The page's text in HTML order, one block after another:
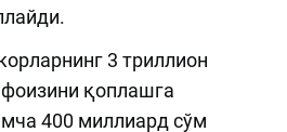
3 триллион
қоплашга
400 миллиард сўм